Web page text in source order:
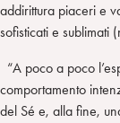
addirittura piaceri e
sofisticati e sublimati
“A poco a poco
comportamento
del Sé e, alla fine,